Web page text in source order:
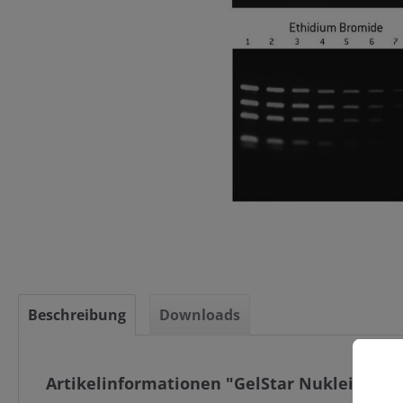
Beschreibung Downloads
Artikelinformationen "GelStar